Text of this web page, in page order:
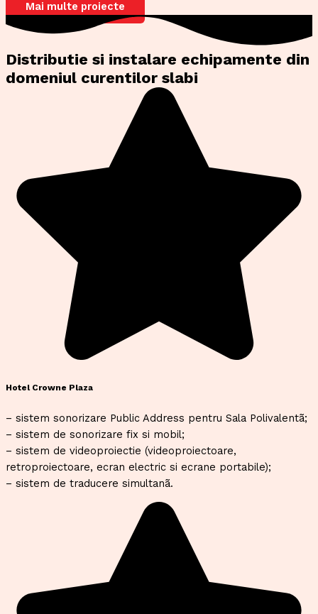
Mai multe proiecte
Distributie si instalare echipamente din
domeniul curentilor slabi
Hotel Crowne Plaza
– sistem sonorizare Public Address pentru Sala Polivalentã;
– sistem de sonorizare fix si mobil;
– sistem de videoproiectie (videoproiectoare,
retroproiectoare, ecran electric si ecrane portabile);
– sistem de traducere simultanã.